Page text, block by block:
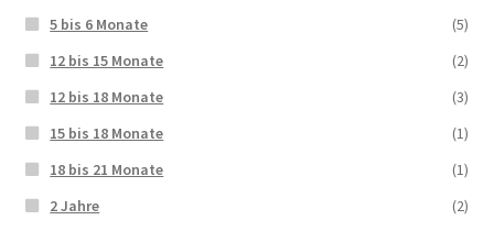
5 bis 6 Monate
(5)
12 bis 15 Monate
(2)
12 bis 18 Monate
(3)
15 bis 18 Monate
(1)
18 bis 21 Monate
(1)
2 Jahre
(2)